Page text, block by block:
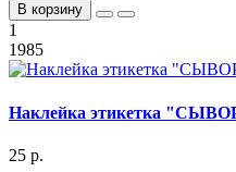
В корзину
1
1985
Наклейка этикетка
25 р.